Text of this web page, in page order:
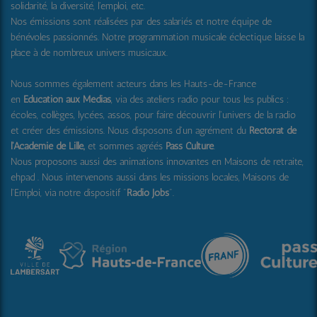
solidarité, la diversité, l'emploi, etc.
Nos émissions sont réalisées par des salariés et notre équipe de
bénévoles passionnés. Notre programmation musicale éclectique laisse la
place à de nombreux univers musicaux.
Nous sommes également acteurs dans les Hauts-de-France
en Education aux Médias, via des ateliers radio pour tous les publics :
écoles, collèges, lycées, assos, pour faire découvrir l'univers de la radio
et créer des émissions. Nous disposons d'un agrément du Rectorat de
l'Académie de Lille, et sommes agréés Pass Culture.
Nous proposons aussi des animations innovantes en Maisons de retraite,
ehpad . Nous intervenons aussi dans les missions locales, Maisons de
l'Emploi, via notre dispositif "Radio Jobs".